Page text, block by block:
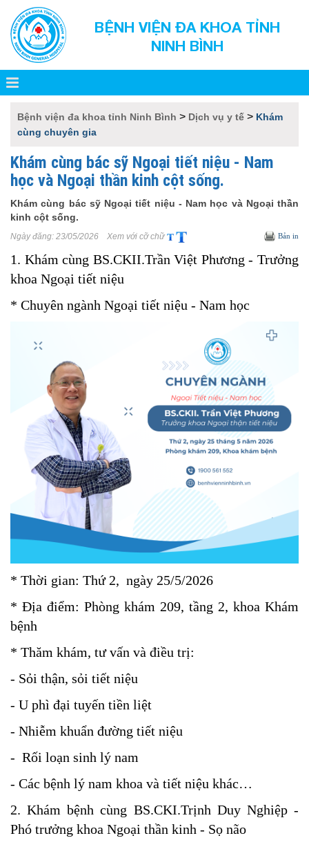
BỆNH VIỆN ĐA KHOA TỈNH
NINH BÌNH
Bệnh viện đa khoa tỉnh Ninh Bình > Dịch vụ y tế > Khám
cùng chuyên gia
Khám cùng bác sỹ Ngoại tiết niệu - Nam
học và Ngoại thần kinh cột sống.
Khám cùng bác sỹ Ngoại tiết niệu - Nam học và Ngoại thần
kinh cột sống.
Ngày đăng: 23/05/2026 Xem với cỡ chữ Bản in
1. Khám cùng BS.CKII.Trần Việt Phương - Trưởng
khoa Ngoại tiết niệu
* Chuyên ngành Ngoại tiết niệu - Nam học
* Thời gian: Thứ 2, ngày 25/5/2026
* Địa điểm: Phòng khám 209, tầng 2, khoa Khám
bệnh
* Thăm khám, tư vấn và điều trị:
- Sỏi thận, sỏi tiết niệu
- U phì đại tuyến tiền liệt
- Nhiễm khuẩn đường tiết niệu
- Rối loạn sinh lý nam
- Các bệnh lý nam khoa và tiết niệu khác…
2. Khám bệnh cùng BS.CKI.Trịnh Duy Nghiệp -
Phó trưởng khoa Ngoại thần kinh - Sọ não